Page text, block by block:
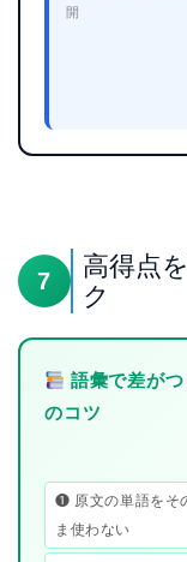
開
7
高得点
ク
語彙で差が
のコツ
❶ 原文の単語をそ
ま使わない